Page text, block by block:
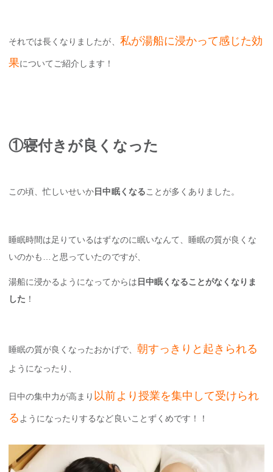
それでは長くなりましたが、 私が湯船に浸かって感じた効
果についてご紹介します！
①寝付きが良くなった
この頃、忙しいせいか日中眠くなることが多くありました。
睡眠時間は足りているはずなのに眠いなんて、睡眠の質が良くな
いのかも…と思っていたのですが、
湯船に浸かるようになってからは 日中眠くなることがなくなりま
した ！
睡眠の質が良くなったおかげで、 朝すっきりと起きられる
ようになったり、
日中の集中力が高まり 以前より授業を集中して受けられ
る ようになったりするなど良いことずくめです！！